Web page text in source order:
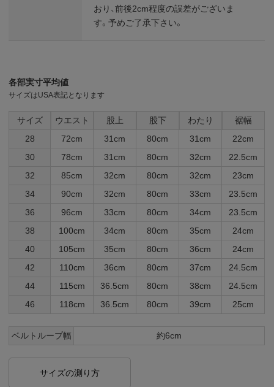
おり、前後2cm程度の誤差がございま
す。予めご了承下さい。
各部実寸平均値
サイズはUSA表記となります
サイズ ウエスト 股上 股下 わたり
裾幅
28
72cm 31cm 80cm 31cm
22cm
30
78cm 31cm 80cm 32cm
22.5cm
32
85cm 32cm 80cm 32cm
23cm
34
90cm 32cm 80cm 33cm
23.5cm
36
96cm 33cm 80cm 34cm
23.5cm
38
100cm 34cm 80cm 35cm
24cm
40
105cm 35cm 80cm 36cm
24cm
42
110cm 36cm 80cm 37cm
24.5cm
44
115cm 36.5cm 80cm 38cm
24.5cm
46
118cm 36.5cm 80cm 39cm 25cm
ベルトループ幅 約6cm
サイズの測り方